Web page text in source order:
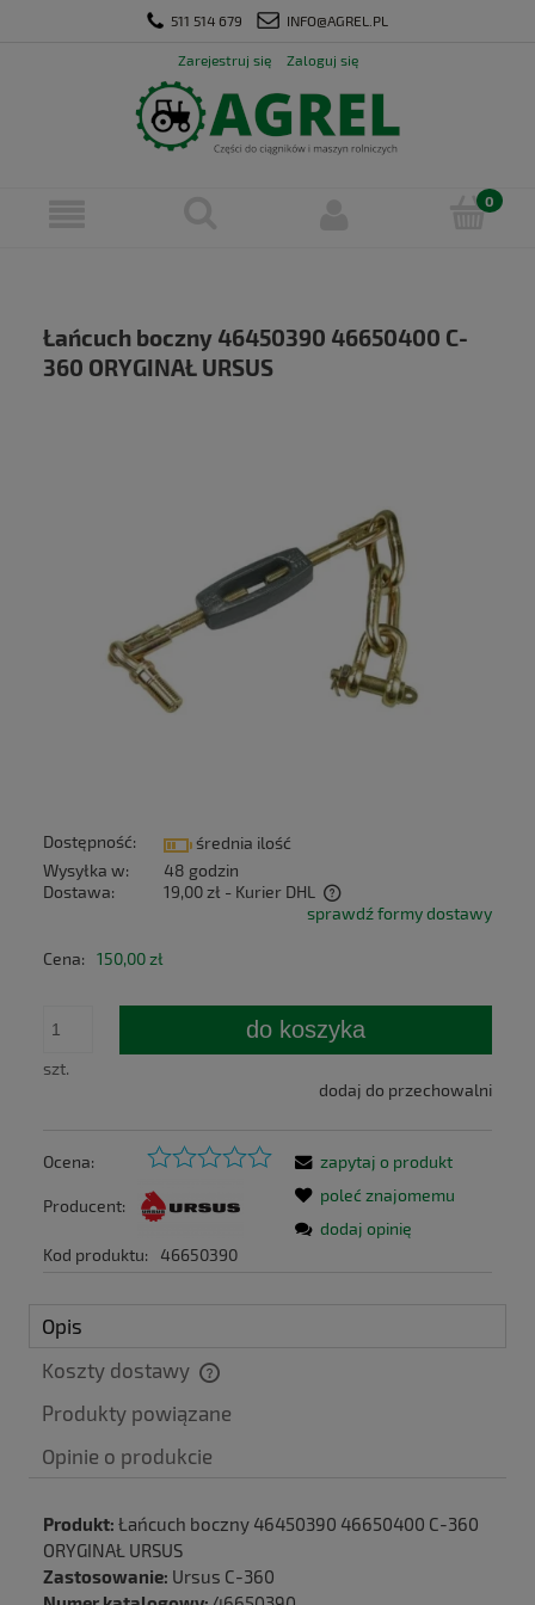
511 514 679 INFO@AGREL.PL
Zarejestruj się Zaloguj się
Łańcuch boczny 46450390 46650400 C-
360 ORYGINAŁ URSUS
Dostępność:
średnia ilość
Wysyłka w:
48 godzin
Dostawa:
19,00 zł - Kurier DHL
Cena nie zawiera ewentualnych kosztów płatności
sprawdź formy dostawy
Cena: 150,00 zł
szt.
do koszyka
dodaj do przechowalni
Ocena:
Producent:
Kod produktu: 46650390
zapytaj o produkt
poleć znajomemu
dodaj opinię
Opis
Koszty dostawy
Cena nie zawiera ewentualnych kosztów płatności
Produkty powiązane
Produkt: Łańcuch boczny 46450390 46650400 C-360
ORYGINAŁ URSUS
Zastosowanie: Ursus C-360